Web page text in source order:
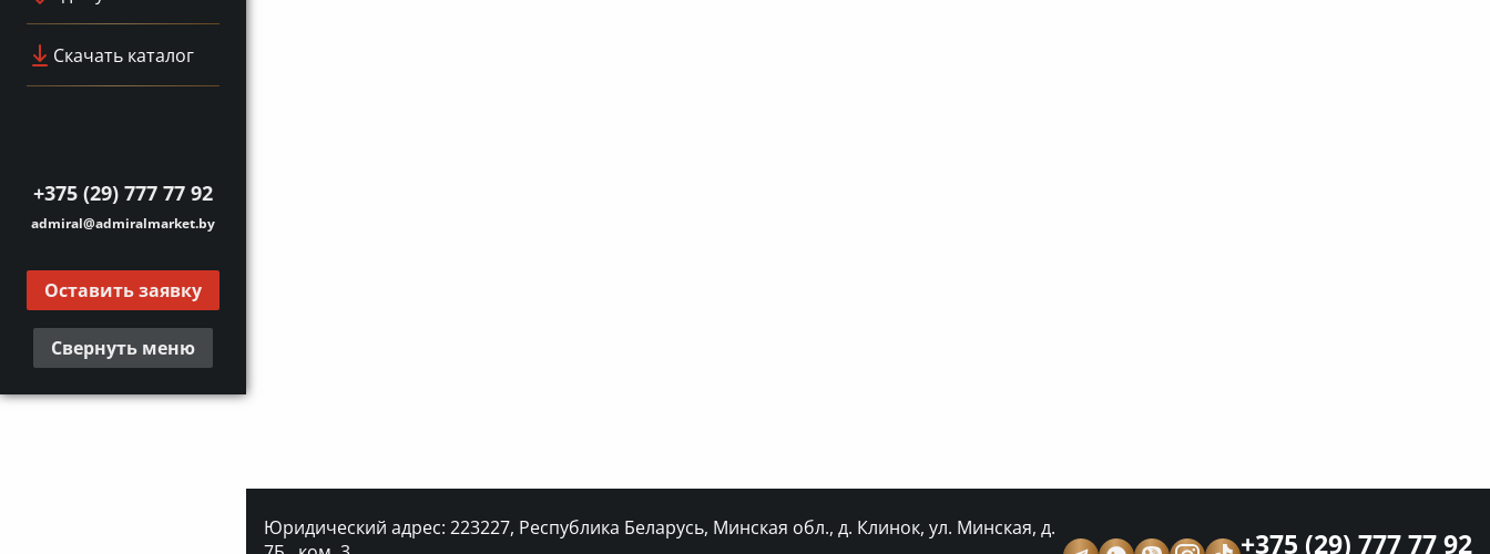
Скачать каталог
+375 (29) 777 77 92
admiral@admiralmarket.by
Оставить заявку
Свернуть меню
Юридический адрес: 223227, Республика Беларусь, Минская обл., д. Клинок, ул. Минская, д.
+375 (29) 777 77 92